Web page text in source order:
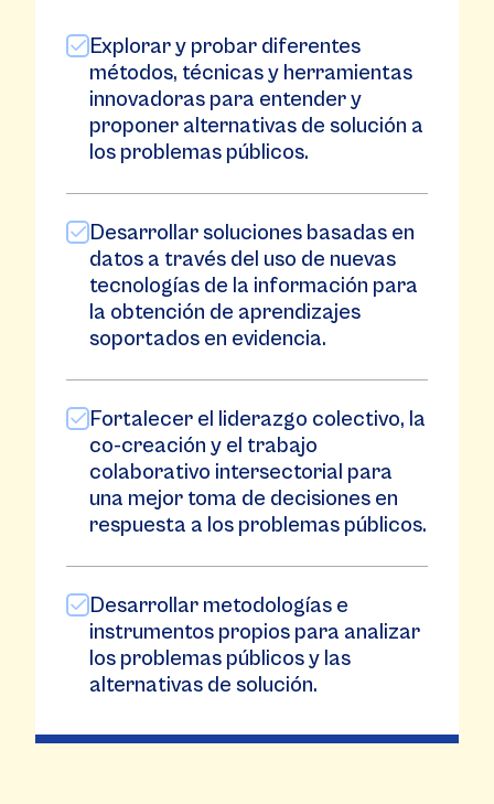
Explorar y probar diferentes
métodos, técnicas y herramientas
innovadoras para entender y
proponer alternativas de solución a
los problemas públicos.
Desarrollar soluciones basadas en
datos a través del uso de nuevas
tecnologías de la información para
la obtención de aprendizajes
soportados en evidencia.
Fortalecer el liderazgo colectivo, la
co-creación y el trabajo
colaborativo intersectorial para
una mejor toma de decisiones en
respuesta a los problemas públicos.
Desarrollar metodologías e
instrumentos propios para analizar
los problemas públicos y las
alternativas de solución.